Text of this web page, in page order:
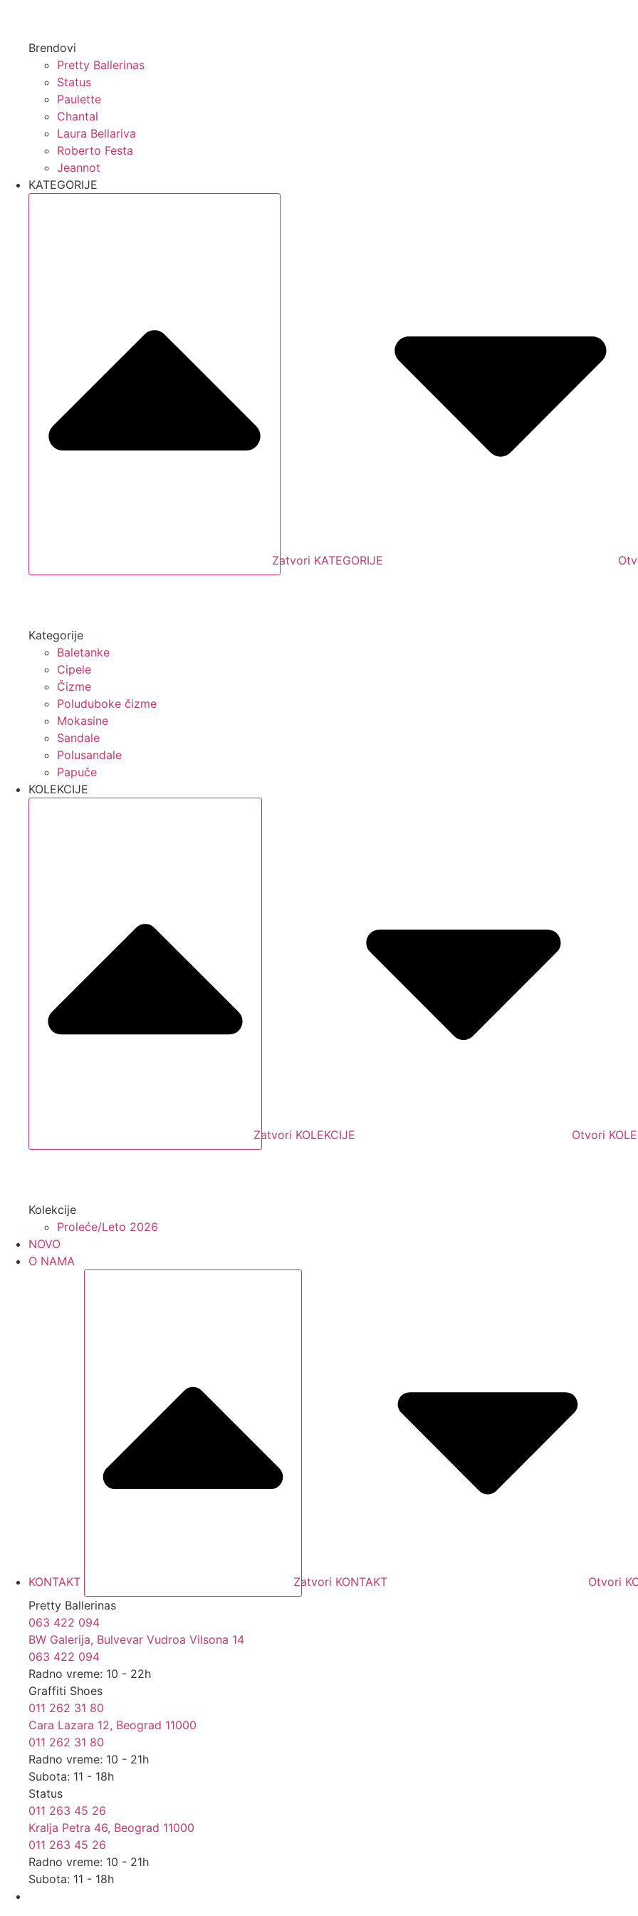
Brendovi
Pretty Ballerinas
Status
Paulette
Chantal
Laura Bellariva
Roberto Festa
Jeannot
KATEGORIJE
Zatvori KATEGORIJE
Kategorije
Baletanke
Cipele
Čizme
Poluduboke čizme
Mokasine
Sandale
Polusandale
Papuče
KOLEKCIJE
Zatvori KOLEKCIJE Otvori
Kolekcije
Proleće/Leto 2026
NOVO
O NAMA
KONTAKT Zatvori KONTAKT
Otvori
Pretty Ballerinas
063 422 094
BW Galerija, Bulvevar Vudroa Vilsona 14
063 422 094
Radno vreme: 10 - 22h
Graffiti Shoes
011 262 31 80
Cara Lazara 12, Beograd 11000
011 262 31 80
Radno vreme: 10 - 21h
Subota: 11 - 18h
Status
011 263 45 26
Kralja Petra 46, Beograd 11000
011 263 45 26
Radno vreme: 10 - 21h
Subota: 11 - 18h